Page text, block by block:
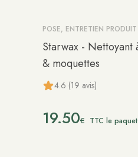
POSE, ENTRETIEN
Starwax - Nettoyant
& moquettes
4.6 (19 avis)
19.50€ TTC le